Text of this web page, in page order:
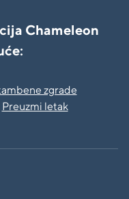
Chameleon
zgrade
Preuzmi letak